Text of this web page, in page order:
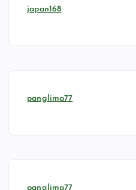
japan168
panglima77
panglima77